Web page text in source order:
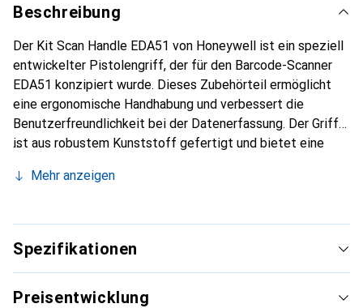
Beschreibung
Der Kit Scan Handle EDA51 von Honeywell ist ein speziell
entwickelter Pistolengriff, der für den Barcode-Scanner
EDA51 konzipiert wurde. Dieses Zubehörteil ermöglicht
eine ergonomische Handhabung und verbessert die
Benutzerfreundlichkeit bei der Datenerfassung. Der Griff
ist aus robustem Kunststoff gefertigt und bietet eine
Einsätze geeignet ist. Mit seiner schwarzen Farbgebung
Ausrüstung ein und ist ideal für den Einsatz in
verschiedenen Umgebungen, sei es im Einzelhandel, in
Lagern oder in der Logistik. Die einfache Montage und die
einer praktischen Ergänzung für alle, die regelmässig mit
Mehr anzeigen
Spezifikationen
Preisentwicklung